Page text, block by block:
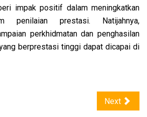
impak positif dalam meningkatkan
penilaian prestasi. Natijahnya,
perkhidmatan dan penghasilan
berprestasi tinggi dapat dicapai di
Next